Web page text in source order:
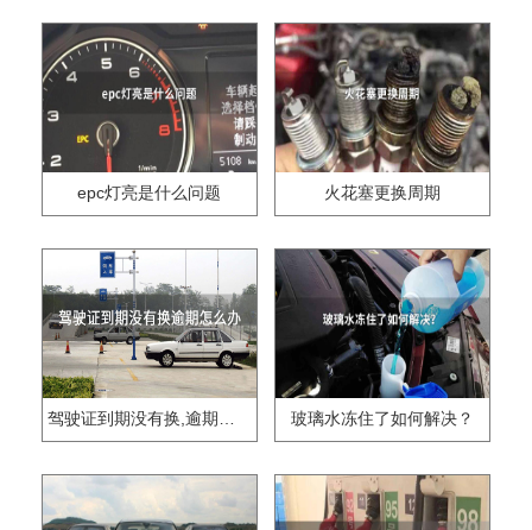
epc灯亮是什么问题 火花塞更换周期
驾驶证到期没有换,逾期怎么办?? 玻璃水冻住了如何解决？